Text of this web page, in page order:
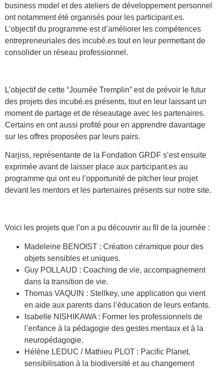
business model et des ateliers de développement personnel
ont notamment été organisés pour les participant.es.
L’objectif du programme est d’améliorer les compétences
entrepreneuriales des incubé.es tout en leur permettant de
consolider un réseau professionnel.
L’objectif de cette “Journée Tremplin” est de prévoir le futur
des projets des incubé.es présents, tout en leur laissant un
moment de partage et de réseautage avec les partenaires.
Certains en ont aussi profité pour en apprendre davantage
sur les offres proposées par leurs pairs.
Narjiss, représentante de la Fondation GRDF s’est ensuite
exprimée avant de laisser place aux participant.es au
programme qui ont eu l’opportunité de pitcher leur projet
devant les mentors et les partenaires présents sur notre site.
Voici les projets que l’on a pu découvrir au fil de la journée :
Madeleine BENOIST : Création céramique pour des
objets sensibles et uniques.
Guy POLLAUD : Coaching de vie, accompagnement
dans la transition de vie.
Thomas VAQUIN : Stellkey, une application qui vient
en aide aux parents dans l’éducation de leurs enfants.
Isabelle NISHIKAWA : Former les professionnels de
l’enfance à la pédagogie des gestes mentaux et à la
neuropédagogie.
Hélène LEDUC / Mathieu PLOT : Pacific Planet,
sensibilisation à la biodiversité et au changement